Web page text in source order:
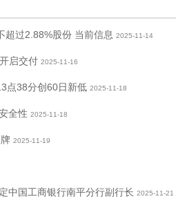
超过2.88%股份 当前信息 2025-11-14
启交付 2025-11-16
点38分创60日新低 2025-11-18
全性 2025-11-18
2025-11-19
中国工商银行南平分行副行长 2025-11-21